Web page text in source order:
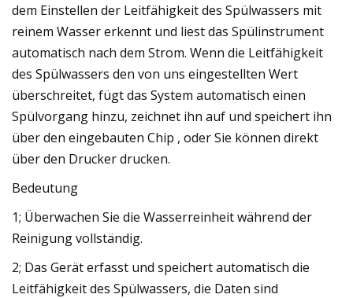
dem Einstellen der Leitfähigkeit des Spülwassers mit
reinem Wasser erkennt und liest das Spülinstrument
automatisch nach dem Strom. Wenn die Leitfähigkeit
des Spülwassers den von uns eingestellten Wert
überschreitet, fügt das System automatisch einen
Spülvorgang hinzu, zeichnet ihn auf und speichert ihn
über den eingebauten Chip , oder Sie können direkt
über den Drucker drucken.
Bedeutung
1; Überwachen Sie die Wasserreinheit während der
Reinigung vollständig.
2; Das Gerät erfasst und speichert automatisch die
Leitfähigkeit des Spülwassers, die Daten sind